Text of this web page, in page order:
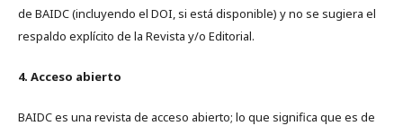
de BAIDC (incluyendo el DOI, si está disponible) y no se sugiera el
respaldo explícito de la Revista y/o Editorial.
4. Acceso abierto
BAIDC es una revista de acceso abierto; lo que significa que es de